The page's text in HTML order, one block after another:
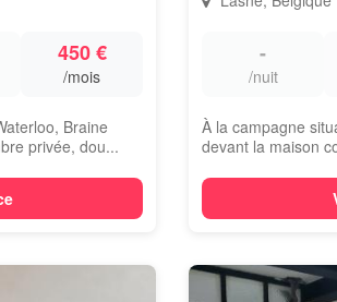
450 €
/mois
Braine
privée, dou...
-
/nuit
À la campagne
devant la maison